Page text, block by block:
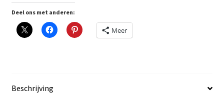
Deel ons met anderen:
Meer
Beschrijving